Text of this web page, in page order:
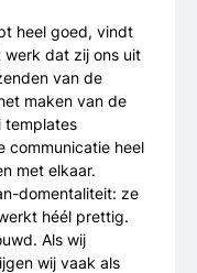
heel goed, vindt
werk dat zij ons uit
van de
maken van de
templates
communicatie heel
met elkaar.
domentaliteit: ze
héél prettig.
Als wij
wij vaak als